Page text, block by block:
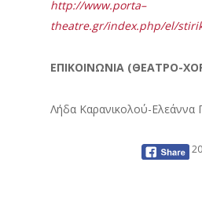
http://www.porta–
theatre.gr/index.php/el/
ΕΠΙΚΟΙΝΩΝΙΑ (ΘΕΑΤΡΟ-
Λήδα Καρανικολού-Ελεάννα